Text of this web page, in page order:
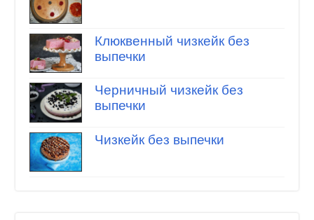
Клюквенный чизкейк без
выпечки
Черничный чизкейк без
выпечки
Чизкейк без выпечки